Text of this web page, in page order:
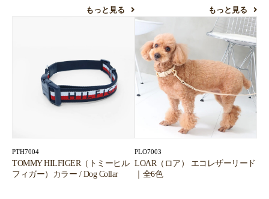
もっと見る もっと見る
PTH7004
TOMMY HILFIGER（トミーヒル
フィガー）カラー / Dog Collar
PLO7003
LOAR（ロア） エコレザーリード
｜全6色